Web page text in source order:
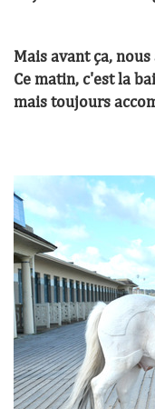
Mais avant ça,
Ce matin, c'est la
mais toujours